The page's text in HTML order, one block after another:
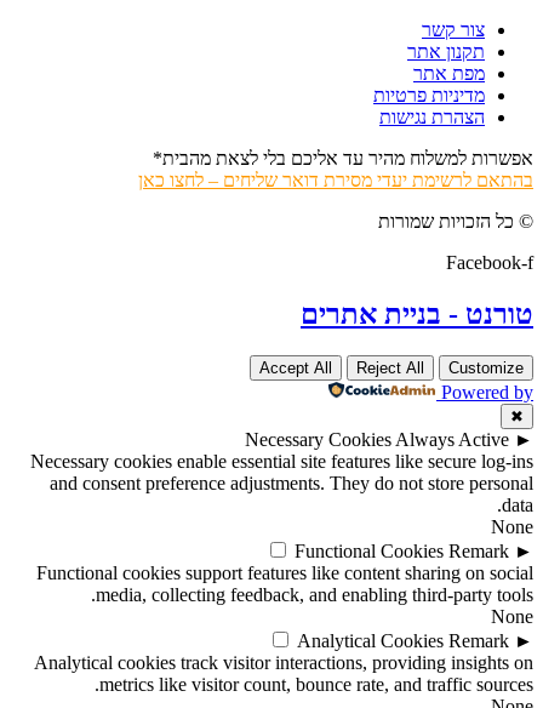
צור קשר
תקנון אתר
מפת אתר
מדיניות פרטיות
הצהרת נגישות
אפשרות למשלוח מהיר עד אליכם בלי לצאת מהבית*
בהתאם לרשימת יעדי מסירת דואר שליחים – לחצו כאן
© כל הזכויות שמורות
Facebook-f
טורנט - בניית אתרים
Customize
Reject All
Accept All
Powered by
✖
►
Necessary Cookies Always Active
Necessary cookies enable essential site features like secure log-ins
and consent preference adjustments. They do not store personal
data.
None
►
Functional Cookies Remark
Functional cookies support features like content sharing on social
media, collecting feedback, and enabling third-party tools.
None
►
Analytical Cookies Remark
Analytical cookies track visitor interactions, providing insights on
metrics like visitor count, bounce rate, and traffic sources.